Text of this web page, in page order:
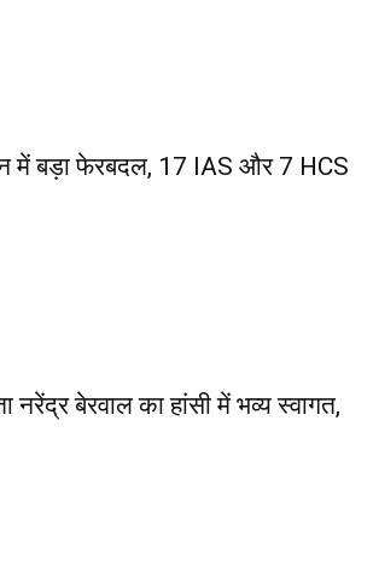
में बड़ा फेरबदल, 17 IAS और 7 HCS
बेरवाल का हांसी में भव्य स्वागत,